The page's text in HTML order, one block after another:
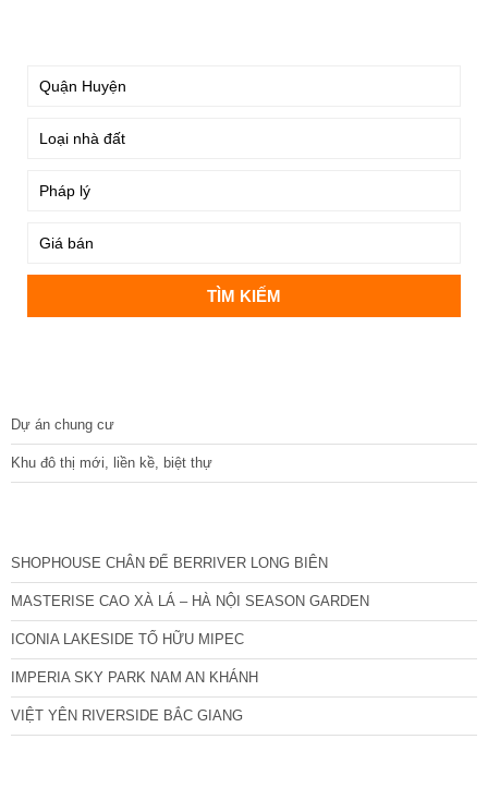
Dự án chung cư
Khu đô thị mới, liền kề, biệt thự
SHOPHOUSE CHÂN ĐẾ BERRIVER LONG BIÊN
MASTERISE CAO XÀ LÁ – HÀ NỘI SEASON GARDEN
ICONIA LAKESIDE TỐ HỮU MIPEC
IMPERIA SKY PARK NAM AN KHÁNH
VIỆT YÊN RIVERSIDE BẮC GIANG